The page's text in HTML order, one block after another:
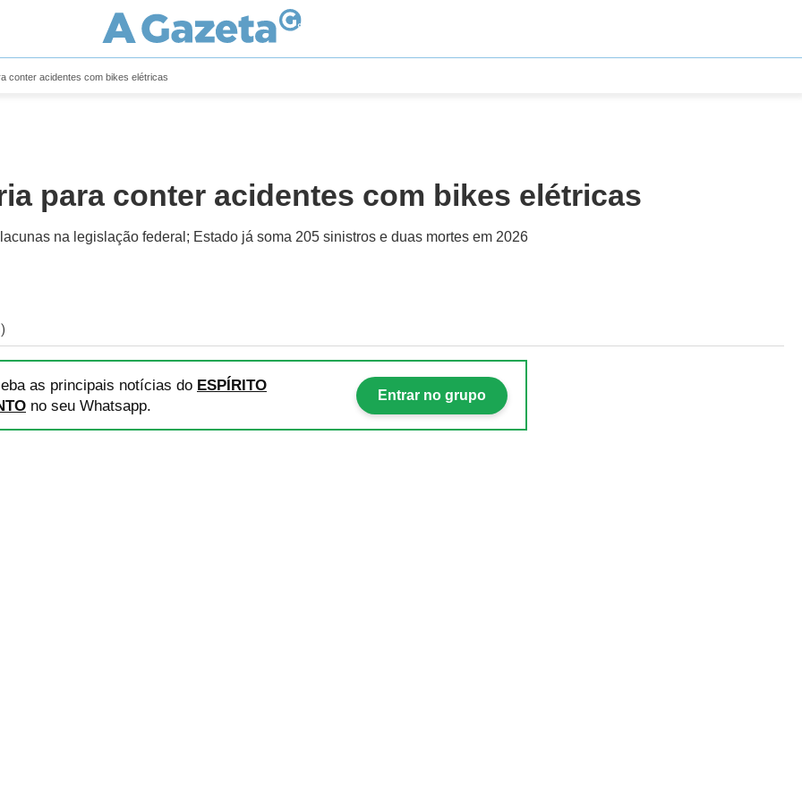
conter acidentes com bikes elétricas
para conter acidentes com bikes elétricas
na legislação federal; Estado já soma 205 sinistros e duas mortes em 2026
as principais notícias do ESPÍRITO
no seu Whatsapp.
Entrar no grupo